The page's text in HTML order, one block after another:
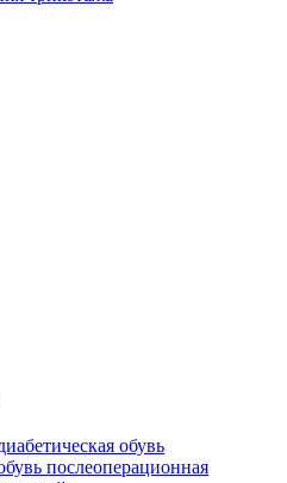
обувь
послеоперационная